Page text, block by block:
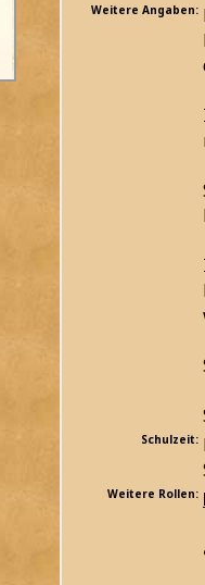
Weitere Angaben:
Schulzeit:
Weitere Rollen: